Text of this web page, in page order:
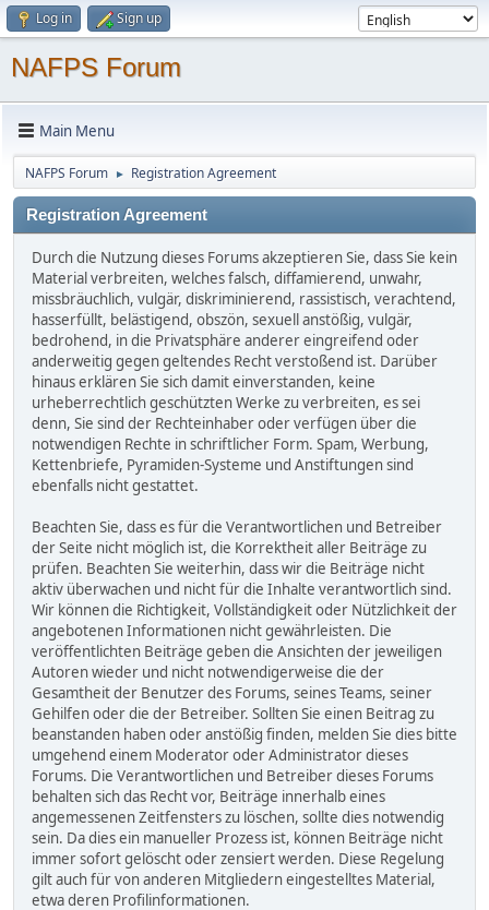
Log in Sign up
NAFPS Forum
Main Menu
NAFPS Forum ► Registration Agreement
Registration Agreement
Durch die Nutzung dieses Forums akzeptieren Sie, dass Sie kein
Material verbreiten, welches falsch, diffamierend, unwahr,
missbräuchlich, vulgär, diskriminierend, rassistisch, verachtend,
hasserfüllt, belästigend, obszön, sexuell anstößig, vulgär,
bedrohend, in die Privatsphäre anderer eingreifend oder
anderweitig gegen geltendes Recht verstoßend ist. Darüber
hinaus erklären Sie sich damit einverstanden, keine
urheberrechtlich geschützten Werke zu verbreiten, es sei
denn, Sie sind der Rechteinhaber oder verfügen über die
notwendigen Rechte in schriftlicher Form. Spam, Werbung,
Kettenbriefe, Pyramiden-Systeme und Anstiftungen sind
ebenfalls nicht gestattet.
Beachten Sie, dass es für die Verantwortlichen und Betreiber
der Seite nicht möglich ist, die Korrektheit aller Beiträge zu
prüfen. Beachten Sie weiterhin, dass wir die Beiträge nicht
aktiv überwachen und nicht für die Inhalte verantwortlich sind.
Wir können die Richtigkeit, Vollständigkeit oder Nützlichkeit der
angebotenen Informationen nicht gewährleisten. Die
veröffentlichten Beiträge geben die Ansichten der jeweiligen
Autoren wieder und nicht notwendigerweise die der
Gesamtheit der Benutzer des Forums, seines Teams, seiner
Gehilfen oder die der Betreiber. Sollten Sie einen Beitrag zu
beanstanden haben oder anstößig finden, melden Sie dies bitte
umgehend einem Moderator oder Administrator dieses
Forums. Die Verantwortlichen und Betreiber dieses Forums
behalten sich das Recht vor, Beiträge innerhalb eines
angemessenen Zeitfensters zu löschen, sollte dies notwendig
sein. Da dies ein manueller Prozess ist, können Beiträge nicht
immer sofort gelöscht oder zensiert werden. Diese Regelung
gilt auch für von anderen Mitgliedern eingestelltes Material,
etwa deren Profilinformationen.